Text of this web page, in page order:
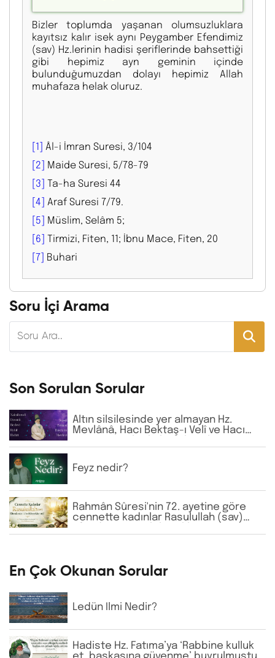
Bizler toplumda yaşanan olumsuzluklara
kayıtsız kalır isek aynı Peygamber Efendimiz
(sav) Hz.lerinin hadisi şeriflerinde bahsettiği
gibi hepimiz ayn geminin içinde
bulunduğumuzdan dolayı hepimiz Allah
muhafaza helak oluruz.
[1] Âl-i İmran Suresi, 3/104
[2] Maide Suresi, 5/78-79
[3] Ta-ha Suresi 44
[4] Araf Suresi 7/79.
[5] Müslim, Selâm 5;
[6] Tirmizi, Fiten, 11; İbnu Mace, Fiten, 20
[7] Buhari
Soru İçi Arama
Son Sorulan Sorular
Altın silsilesinde yer almayan Hz.
Mevlânâ, Hacı Bektaş-ı Velî ve Hacı
ve Fâtiha okunmaktadır?
Feyz nedir?
Rahmân Sûresi'nin 72. ayetine göre
cennette kadınlar Rasulullah (sav)
En Çok Okunan Sorular
Ledün İlmi Nedir?
Hadiste Hz. Fatıma’ya ‘Rabbine kulluk